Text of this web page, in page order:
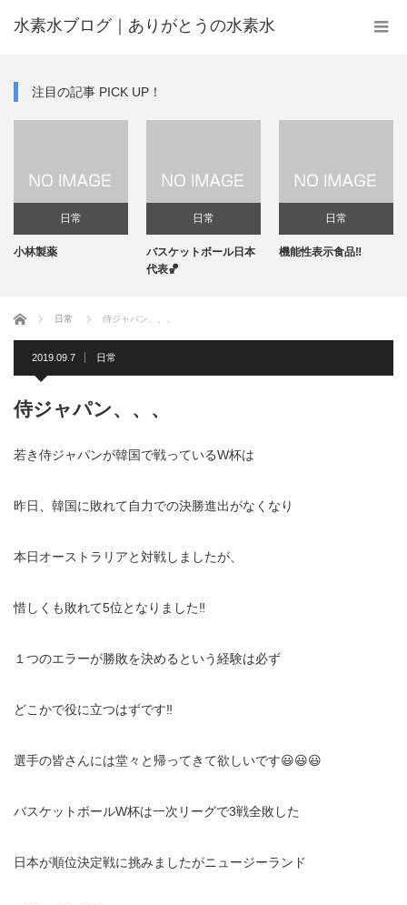
水素水ブログ｜ありがとうの水素水
注目の記事 PICK UP！
日常
小林製薬
日常
バスケットボール日本
代表🏀
日常
機能性表示食品‼️
ホーム 日常 侍ジャパン、、、
2019.09.7 日常
侍ジャパン、、、
若き侍ジャパンが韓国で戦っているW杯は
昨日、韓国に敗れて自力での決勝進出がなくなり
本日オーストラリアと対戦しましたが、
惜しくも敗れて5位となりました‼️
１つのエラーが勝敗を決めるという経験は必ず
どこかで役に立つはずです‼️
選手の皆さんには堂々と帰ってきて欲しいです😃😃😃
バスケットボールW杯は一次リーグで3戦全敗した
日本が順位決定戦に挑みましたがニュージーランド